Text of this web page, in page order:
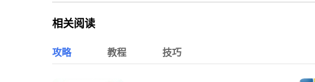
相关阅读
攻略 教程 技巧